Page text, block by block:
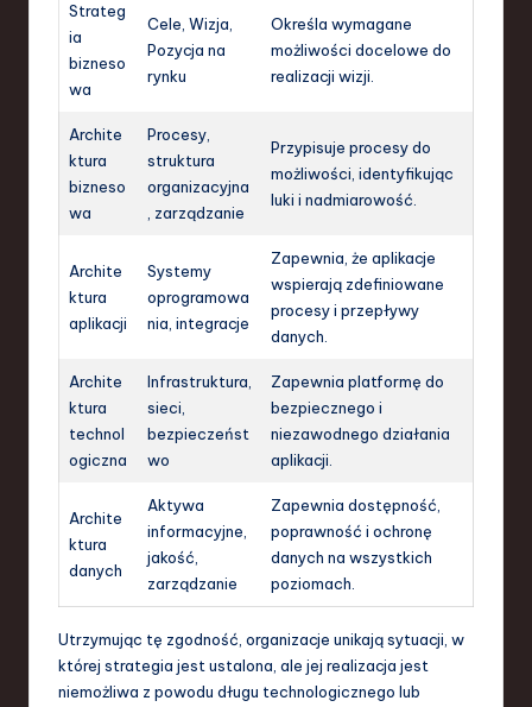
Strateg
ia
bizneso
wa
Cele, Wizja,
Pozycja na
rynku
Określa wymagane
możliwości docelowe do
realizacji wizji.
Archite
ktura
bizneso
wa
Procesy,
struktura
organizacyjna
, zarządzanie
Przypisuje procesy do
możliwości, identyfikując
luki i nadmiarowość.
Archite
ktura
aplikacji
Systemy
oprogramowa
nia, integracje
Zapewnia, że aplikacje
wspierają zdefiniowane
procesy i przepływy
danych.
Archite
ktura
technol
ogiczna
Infrastruktura,
sieci,
bezpieczeńst
wo
Zapewnia platformę do
bezpiecznego i
niezawodnego działania
aplikacji.
Archite
ktura
danych
Aktywa
informacyjne,
jakość,
zarządzanie
Zapewnia dostępność,
poprawność i ochronę
danych na wszystkich
poziomach.
Utrzymując tę zgodność, organizacje unikają sytuacji, w
której strategia jest ustalona, ale jej realizacja jest
niemożliwa z powodu długu technologicznego lub